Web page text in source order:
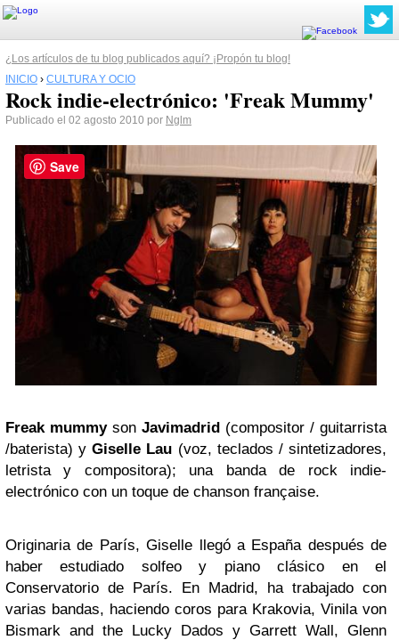
¿Los artículos de tu blog publicados aquí? ¡Propón tu blog!
INICIO › CULTURA Y OCIO
Rock indie-electrónico: 'Freak Mummy'
Publicado el 02 agosto 2010 por Nglm
Freak mummyson Javimadrid (compositor / guitarrista
/baterista) yGiselle Lau (voz, teclados / sintetizadores,
letrista y compositora); una banda de rock indie-
electrónico con un toque de chanson française.
Originaria de París, Giselle llegó a España después de
haber estudiado solfeo y piano clásico en el
Conservatorio de París. En Madrid, ha trabajado con
varias bandas, haciendo coros para Krakovia, Vinila von
Bismark and the Lucky Dados y Garrett Wall, Glenn
Save